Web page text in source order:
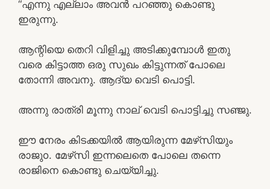
“എന്നു എല്ലാം അവൻ പറഞ്ഞു കൊണ്ടു
ഇരുന്നു.
ആന്റിയെ തെറി വിളിച്ചു അടിക്കുമ്പോൾ ഇതു
വരെ കിട്ടാത്ത ഒരു സുഖം കിട്ടുന്നത് പോലെ
തോന്നി അവനു. ആദ്യ വെടി പൊട്ടി.
അന്നു രാത്രി മൂന്നു നാല് വെടി പൊട്ടിച്ചു സഞ്ജു.
ഈ നേരം കിടക്കയിൽ ആയിരുന്ന മേഴ്‌സിയും
രാജുo. മേഴ്‌സി ഇന്നലെതെ പോലെ തന്നെ
രാജിനെ കൊണ്ടു ചെയ്യിച്ചു.